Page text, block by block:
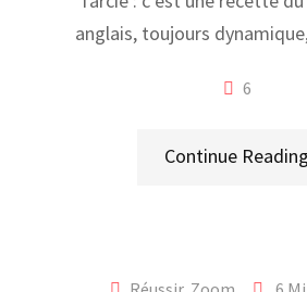
anglais, toujours
6
Continue Reading